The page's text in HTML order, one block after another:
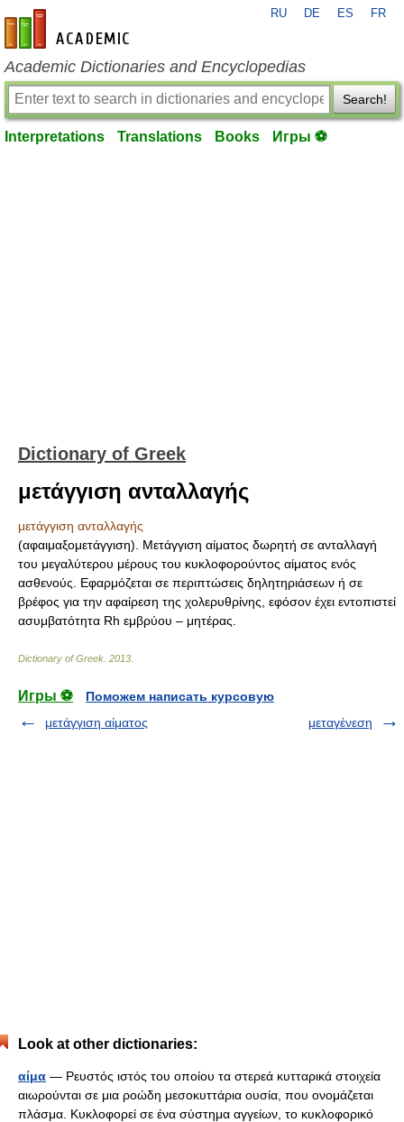
en-academic.com
RU DE ES FR
Academic Dictionaries and Encyclopedias
Search!
Interpretations Translations Books Игры ⚽
Dictionary of Greek
μετάγγιση ανταλλαγής
μετάγγιση ανταλλαγής
(αφαιμαξομετάγγιση). Μετάγγιση αίματος δωρητή σε ανταλλαγή
του μεγαλύτερου μέρους του κυκλοφορούντος αίματος ενός
ασθενούς. Εφαρμόζεται σε περιπτώσεις δηλητηριάσεων ή σε
βρέφος για την αφαίρεση της χολερυθρίνης, εφόσον έχει εντοπιστεί
ασυμβατότητα Rh εμβρύου – μητέρας.
Dictionary of Greek 2013
Игры ⚽
Поможем написать курсовую
μετάγγιση αίματος
μεταγένεση
Look at other dictionaries:
αίμα — Ρευστός ιστός του οποίου τα στερεά κυτταρικά στοιχεία
αιωρούνται σε μια ροώδη μεσοκυττάρια ουσία, που ονομάζεται
πλάσμα. Κυκλοφορεί σε ένα σύστημα αγγείων, το κυκλοφορικό